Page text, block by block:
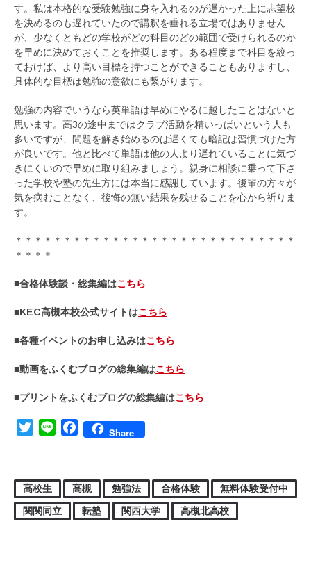
す。私は本格的な受験勉強に身を入れるのが遅かった上に志望校
を決めるのも遅れていたので講釈を垂れる立場ではありません
が、少なくともどの学校がどの科目のどの範囲で受けられるのか
を早めに決めておくことを推奨します。ある程度まで科目を絞っ
ておけば、より高い目標を持つことができることもありますし、
具体的な目標は勉強の意欲にも繋がります。
勉強の内容でいうなら英単語は早めにやるに越したことはないと
思います。高3の途中まではクラブ活動を精いっぱいという人も
多いですが、問題を解き始めるのは遅くても暗記は習慣づけた方
が良いです。他と比べて単語は他の人より遅れていることに気づ
きにくいので早めに取り組みましょう。親身に相談に乗って下さ
った学校や塾の先生方には本当に感謝しています。後輩の方々が
気を病むことなく、後悔の無い結果を残せることを心から祈りま
す。
＊＊＊＊＊＊＊＊＊＊＊＊＊＊＊＊＊＊＊＊＊＊＊＊＊＊＊＊＊
＊＊＊＊
■合格体験談・総集編はこちら
■KEC高槻本校公式サイトはこちら
■各種イベントのお申し込みはこちら
■動画をふくむブログの総集編はこちら
■プリントをふくむブログの総集編はこちら
TwitterLine FacebookShare
高校生 高槻 勉強法 合格体験
無料体験受付中
関関同立
転塾 関西大学 高槻北高校